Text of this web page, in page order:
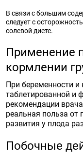
В связи с большим
следует с
солевой диете.
Применение
кормлении
При беременности
таблетированной и
рекомендации
реальная польза от
развития у плода
Побочные